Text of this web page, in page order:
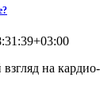
на